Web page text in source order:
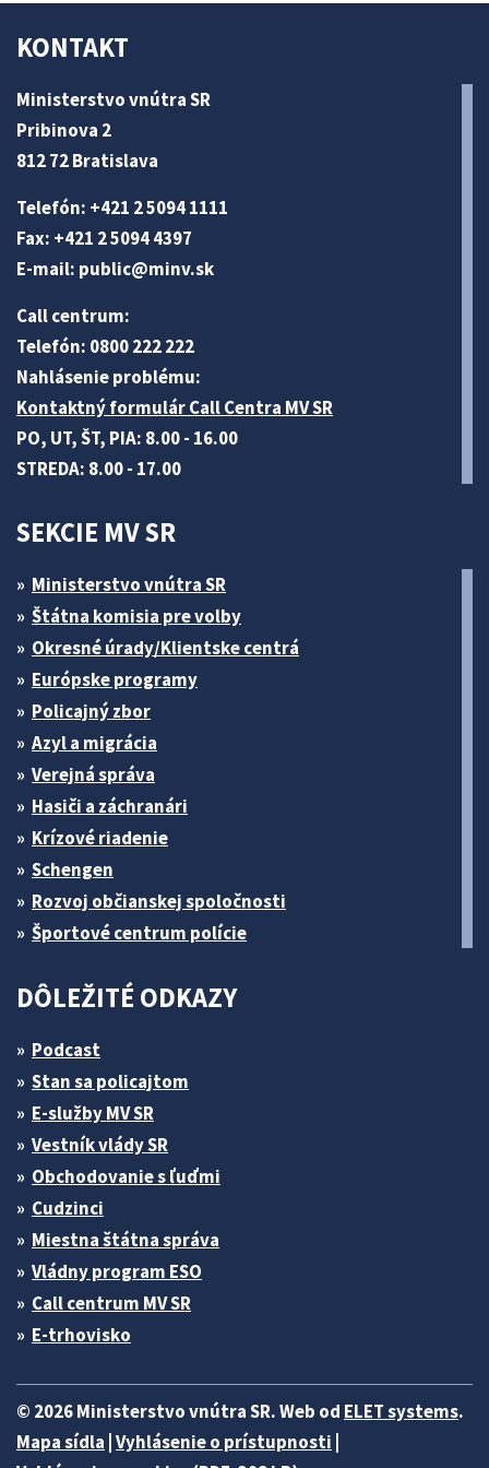
KONTAKT
Ministerstvo vnútra SR
Pribinova 2
812 72 Bratislava
Telefón: +421 2 5094 1111
Fax: +421 2 5094 4397
E-mail: public@minv.sk
Call centrum:
Telefón: 0800 222 222
Nahlásenie problému:
Kontaktný formulár Call Centra MV SR
PO, UT, ŠT, PIA: 8.00 - 16.00
STREDA: 8.00 - 17.00
SEKCIE MV SR
Ministerstvo vnútra SR
Štátna komisia pre volby
Okresné úrady/Klientske centrá
Európske programy
Policajný zbor
Azyl a migrácia
Verejná správa
Hasiči a záchranári
Krízové riadenie
Schengen
Rozvoj občianskej spoločnosti
Športové centrum polície
DÔLEŽITÉ ODKAZY
Podcast
Stan sa policajtom
E-služby MV SR
Vestník vlády SR
Obchodovanie s ľuďmi
Cudzinci
Miestna štátna správa
Vládny program ESO
Call centrum MV SR
E-trhovisko
© 2026 Ministerstvo vnútra SR. Web od ELET systems.
Mapa sídla Vyhlásenie o prístupnosti